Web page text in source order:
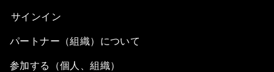
サインイン
パートナー（組織）について
参加する（個人、組織）